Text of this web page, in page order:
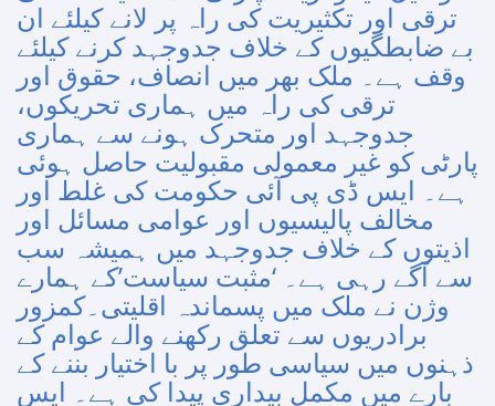
ترقی اور تکثیریت کی راہ پر لانے کیلئے ان
بے ضابطگیوں کے خلاف جدوجہد کرنے کیلئے
وقف ہے۔ ملک بھر میں انصاف، حقوق اور
ترقی کی راہ میں ہماری تحریکوں،
جدوجہد اور متحرک ہونے سے ہماری
پارٹی کو غیر معمولی مقبولیت حاصل ہوئی
ہے۔ ایس ڈی پی آئی حکومت کی غلط اور
مخالف پالیسیوں اور عوامی مسائل اور
اذیتوں کے خلاف جدوجہد میں ہمیشہ سب
سے آگے رہی ہے۔ ‘مثبت سیاست’کے ہمارے
وژن نے ملک میں پسماندہ اقلیتی۔کمزور
برادریوں سے تعلق رکھنے والے عوام کے
ذہنوں میں سیاسی طور پر با اختیار بننے کے
بارے میں مکمل بیداری پیدا کی ہے۔ ایس